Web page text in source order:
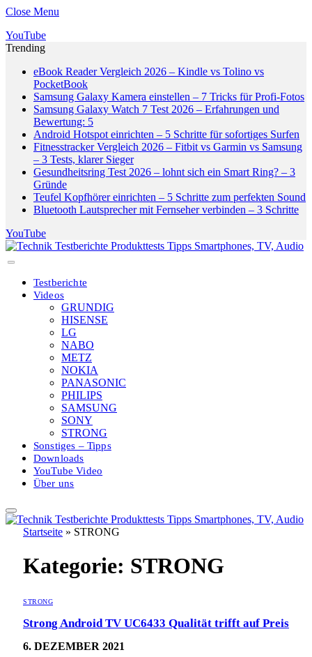
Close Menu
YouTube
Trending
eBook Reader Vergleich 2026 – Kindle vs Tolino vs
PocketBook
Samsung Galaxy Kamera einstellen – 7 Tricks für Profi-Fotos
Samsung Galaxy Watch 7 Test 2026 – Erfahrungen und
Bewertung: 5
Android Hotspot einrichten – 5 Schritte für sofortiges Surfen
Fitnesstracker Vergleich 2026 – Fitbit vs Garmin vs Samsung
– 3 Tests, klarer Sieger
Gesundheitsring Test 2026 – lohnt sich ein Smart Ring? – 3
Gründe
Teufel Kopfhörer einrichten – 5 Schritte zum perfekten Sound
Bluetooth Lautsprecher mit Fernseher verbinden – 3 Schritte
YouTube
Testberichte
Videos
GRUNDIG
HISENSE
LG
NABO
METZ
NOKIA
PANASONIC
PHILIPS
SAMSUNG
SONY
STRONG
Sonstiges – Tipps
Downloads
YouTube Video
Über uns
Startseite » STRONG
Kategorie: STRONG
STRONG
Strong Android TV UC6433 Qualität trifft auf Preis
6. DEZEMBER 2021